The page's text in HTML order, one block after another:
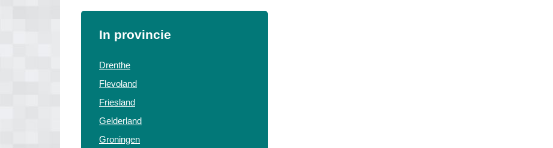
In provincie
Drenthe
Flevoland
Friesland
Gelderland
Groningen